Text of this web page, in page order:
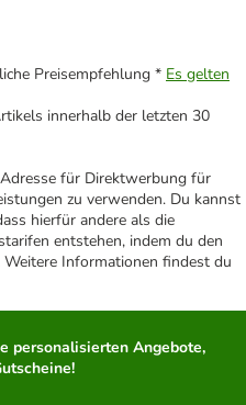
Preisempfehlung * Es gelten
innerhalb der letzten 30
für Direktwerbung für
zu verwenden. Du kannst
hierfür andere als die
entstehen, indem du den
Informationen findest du
personalisierten Angebote,